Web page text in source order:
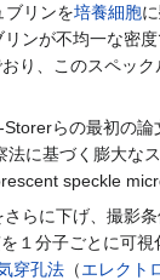
ブリンを培養細胞
ンが不均一な密
り、このスペッ
らの最初の論
法に基づく膨大な
speckle
らに下げ、撮影
１分子ごとに可視
穿孔法 （エレクト